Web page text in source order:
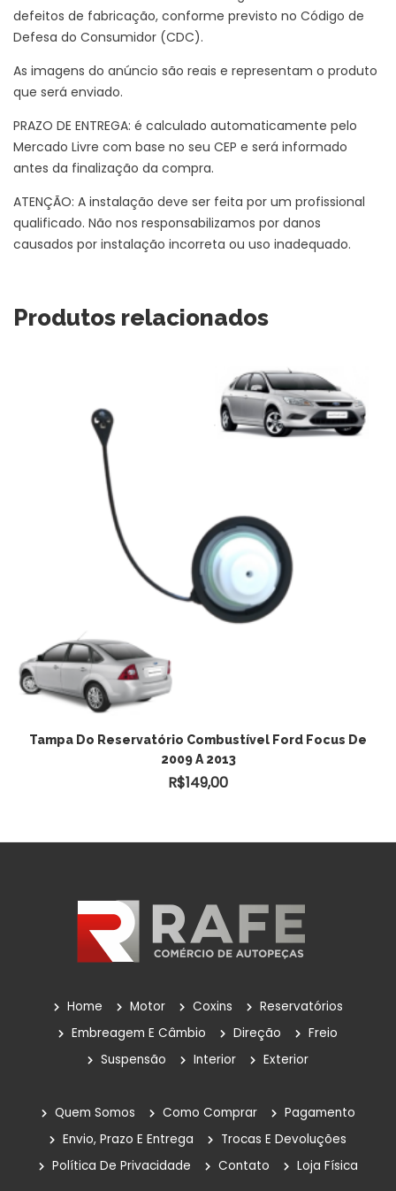
defeitos de fabricação, conforme previsto no Código de
Defesa do Consumidor (CDC).
As imagens do anúncio são reais e representam o produto
que será enviado.
PRAZO DE ENTREGA: é calculado automaticamente pelo
Mercado Livre com base no seu CEP e será informado
antes da finalização da compra.
ATENÇÃO: A instalação deve ser feita por um profissional
qualificado. Não nos responsabilizamos por danos
causados por instalação incorreta ou uso inadequado.
Produtos relacionados
Tampa Do Reservatório Combustível Ford Focus De
2009 A 2013
R$149,00
Home Motor Coxins
Reservatórios
Embreagem E Câmbio
Direção
Freio
Suspensão
Interior Exterior
Quem Somos Como Comprar
Pagamento
Envio, Prazo E Entrega
Trocas E Devoluções
Política De Privacidade
Contato Loja Física